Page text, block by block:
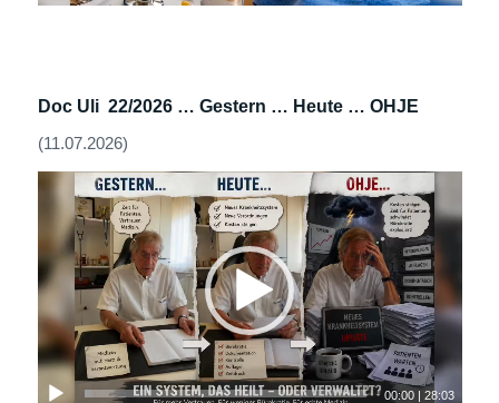
Doc Uli 22/2026 … Gestern … Heute … OHJE
(11.07.2026)
00:00 |28:03